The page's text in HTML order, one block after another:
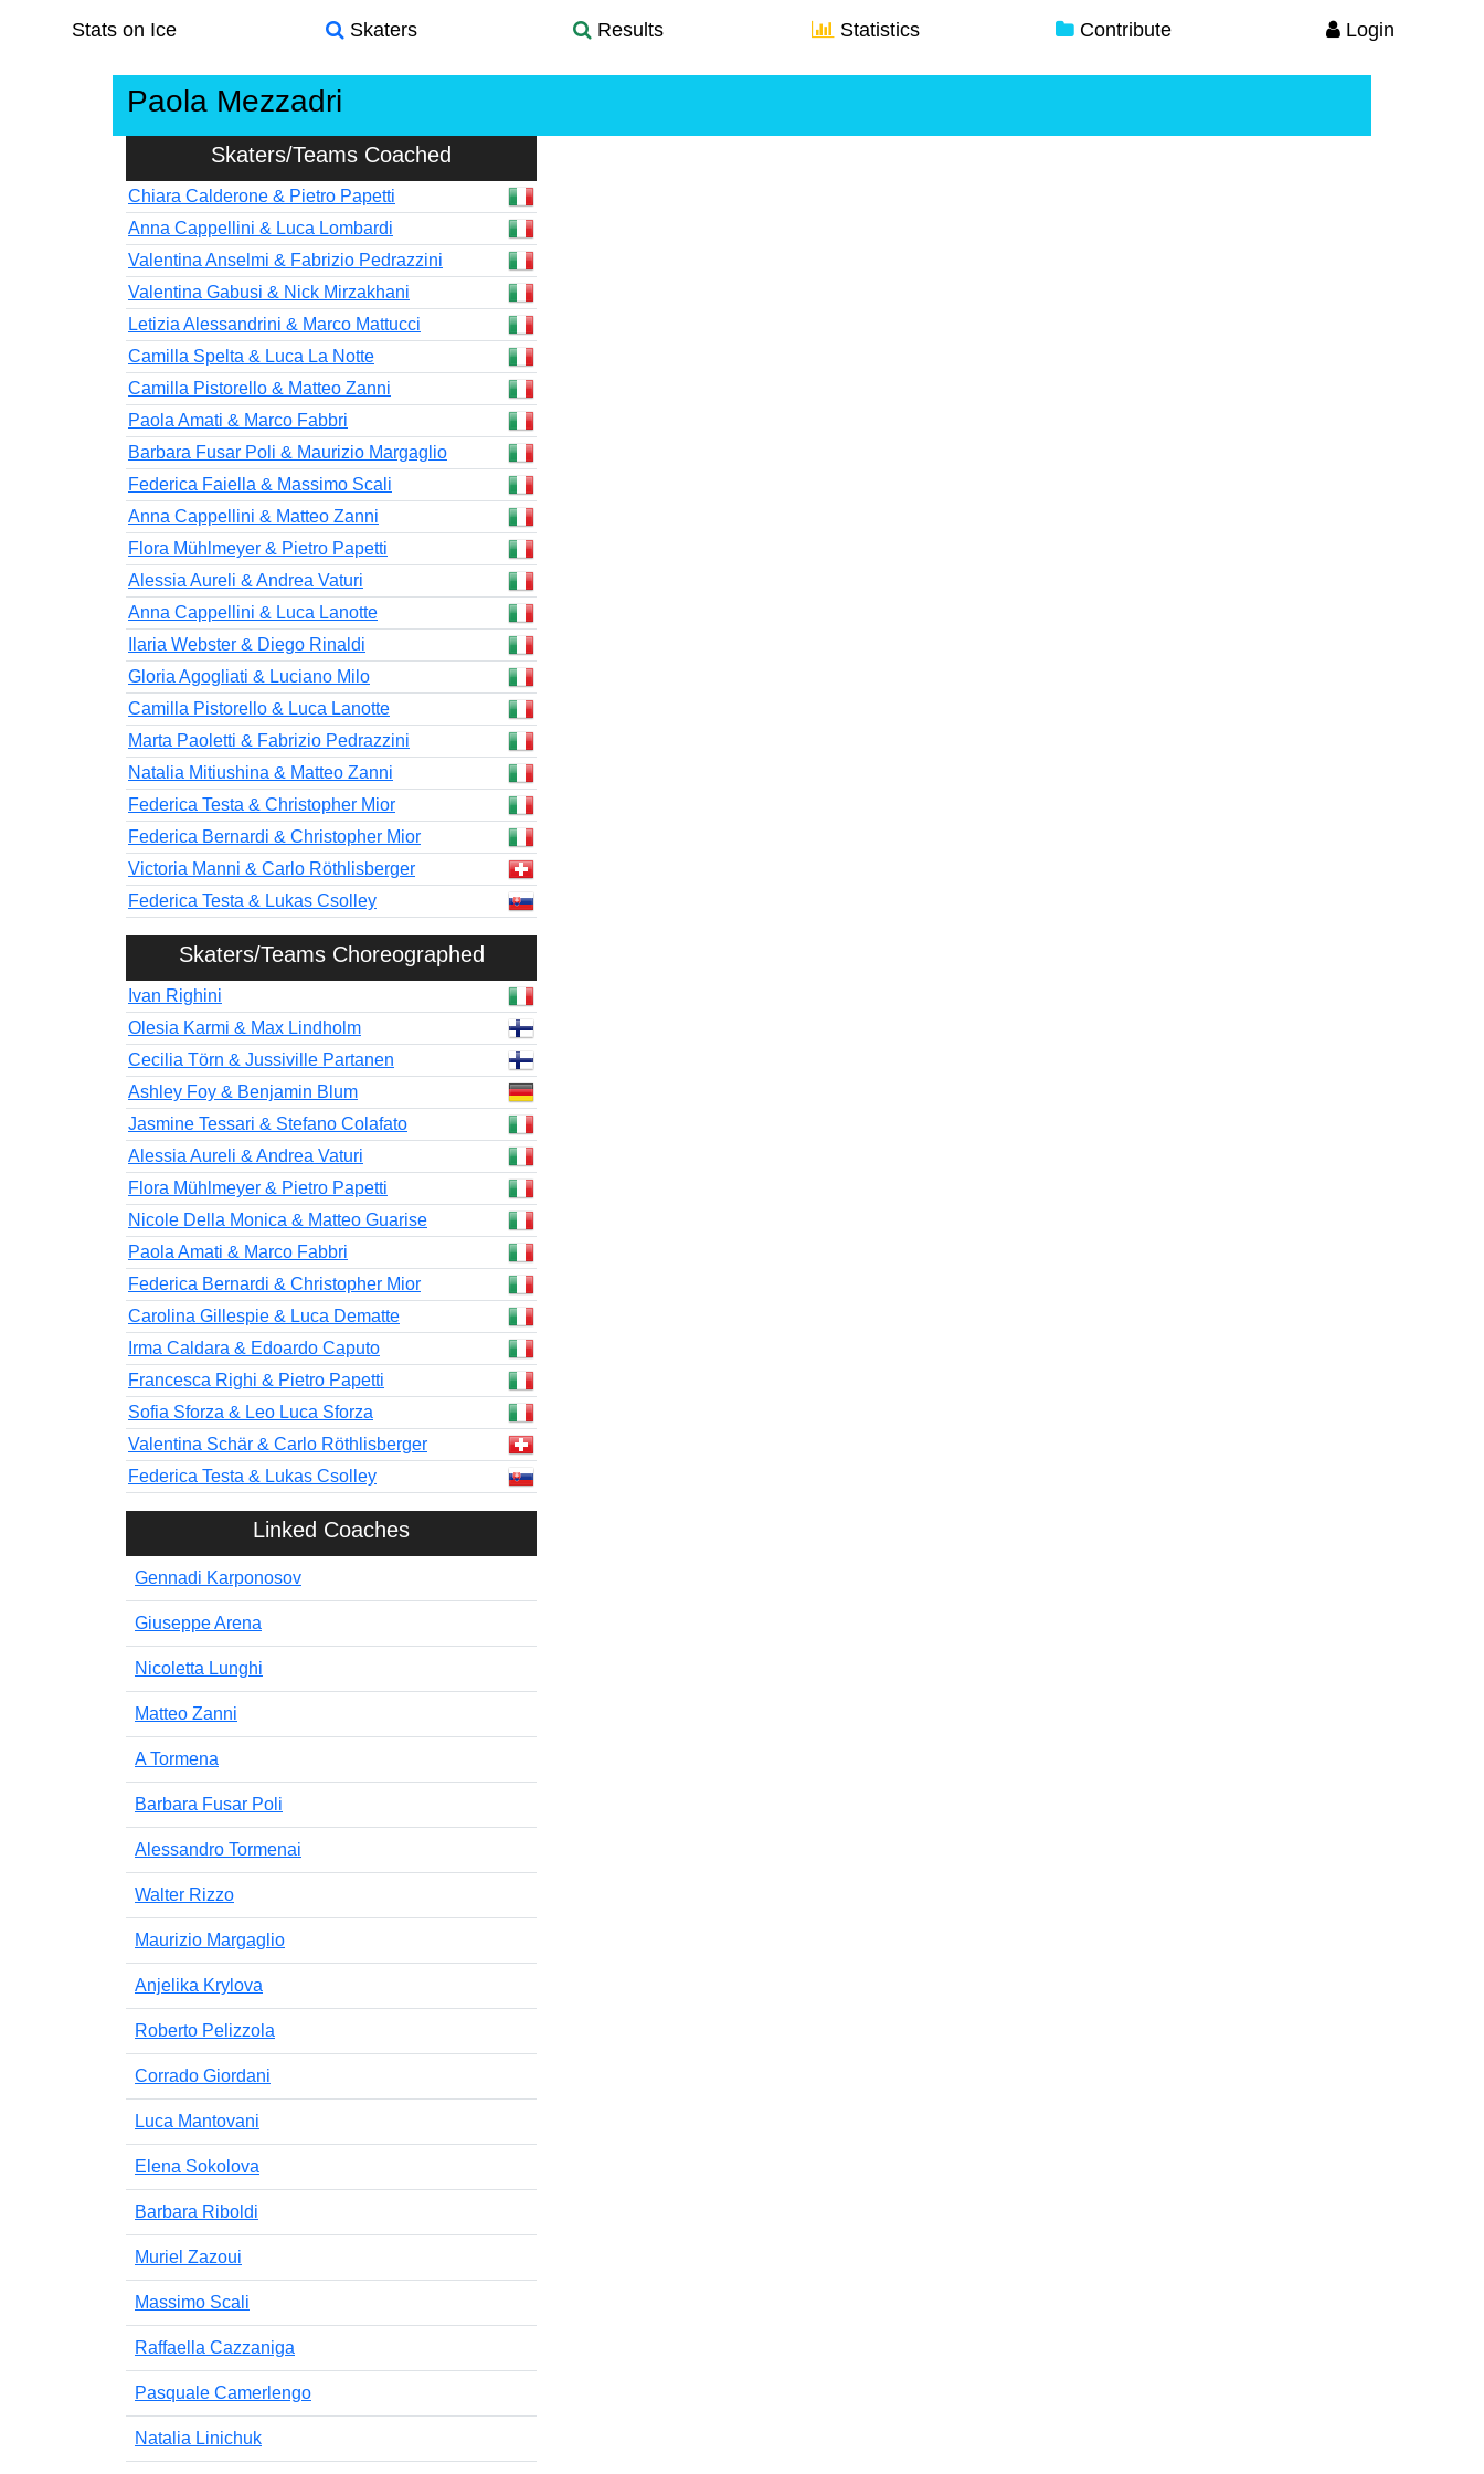
Stats on Ice Skaters Results Statistics Contribute Login
Paola Mezzadri
Skaters/Teams Coached
Chiara Calderone & Pietro Papetti
Anna Cappellini & Luca Lombardi
Valentina Anselmi & Fabrizio Pedrazzini
Valentina Gabusi & Nick Mirzakhani
Letizia Alessandrini & Marco Mattucci
Camilla Spelta & Luca La Notte
Camilla Pistorello & Matteo Zanni
Paola Amati & Marco Fabbri
Barbara Fusar Poli & Maurizio Margaglio
Federica Faiella & Massimo Scali
Anna Cappellini & Matteo Zanni
Flora Mühlmeyer & Pietro Papetti
Alessia Aureli & Andrea Vaturi
Anna Cappellini & Luca Lanotte
Ilaria Webster & Diego Rinaldi
Gloria Agogliati & Luciano Milo
Camilla Pistorello & Luca Lanotte
Marta Paoletti & Fabrizio Pedrazzini
Natalia Mitiushina & Matteo Zanni
Federica Testa & Christopher Mior
Federica Bernardi & Christopher Mior
Victoria Manni & Carlo Röthlisberger
Federica Testa & Lukas Csolley
Skaters/Teams Choreographed
Ivan Righini
Olesia Karmi & Max Lindholm
Cecilia Törn & Jussiville Partanen
Ashley Foy & Benjamin Blum
Jasmine Tessari & Stefano Colafato
Alessia Aureli & Andrea Vaturi
Flora Mühlmeyer & Pietro Papetti
Nicole Della Monica & Matteo Guarise
Paola Amati & Marco Fabbri
Federica Bernardi & Christopher Mior
Carolina Gillespie & Luca Dematte
Irma Caldara & Edoardo Caputo
Francesca Righi & Pietro Papetti
Sofia Sforza & Leo Luca Sforza
Valentina Schär & Carlo Röthlisberger
Federica Testa & Lukas Csolley
Linked Coaches
Gennadi Karponosov
Giuseppe Arena
Nicoletta Lunghi
Matteo Zanni
A Tormena
Barbara Fusar Poli
Alessandro Tormenai
Walter Rizzo
Maurizio Margaglio
Anjelika Krylova
Roberto Pelizzola
Corrado Giordani
Luca Mantovani
Elena Sokolova
Barbara Riboldi
Muriel Zazoui
Massimo Scali
Raffaella Cazzaniga
Pasquale Camerlengo
Natalia Linichuk